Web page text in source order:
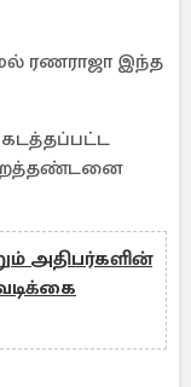
ரணராஜா இந்த
அதிபர்களின்